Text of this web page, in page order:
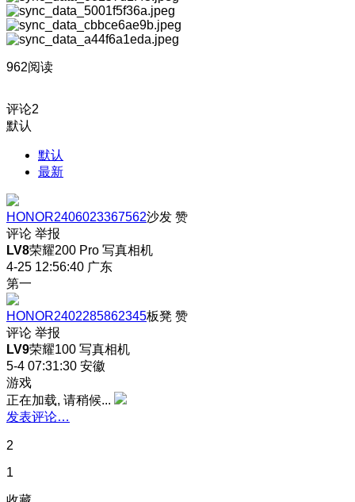
962阅读
评论2
默认
默认
最新
HONOR2406023367562沙发 赞
评论 举报
LV8荣耀200 Pro 写真相机
4-25 12:56:40 广东
第一
HONOR2402285862345板凳 赞
评论 举报
LV9荣耀100 写真相机
5-4 07:31:30 安徽
游戏
正在加载, 请稍候...
发表评论…
2
1